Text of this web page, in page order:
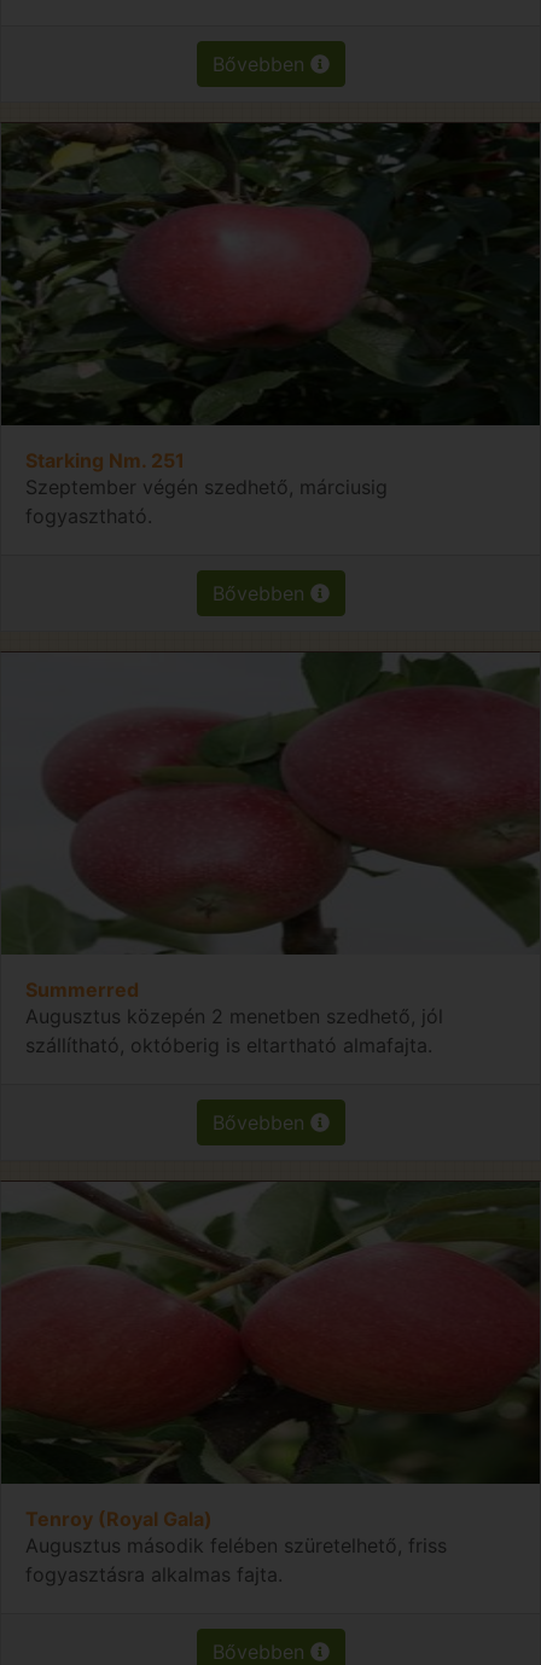
Bővebben
Starking Nm. 251
Szeptember végén szedhető, márciusig
fogyasztható.
Bővebben
Summerred
Augusztus közepén 2 menetben szedhető, jól
szállítható, októberig is eltartható almafajta.
Bővebben
Tenroy (Royal Gala)
Augusztus második felében szüretelhető, friss
fogyasztásra alkalmas fajta.
Bővebben